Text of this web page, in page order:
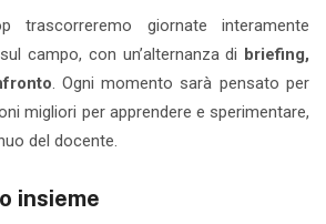
trascorreremo giornate interamente
campo, con un’alternanza di briefing,
. Ogni momento sarà pensato per
migliori per apprendere e sperimentare,
del docente.
insieme